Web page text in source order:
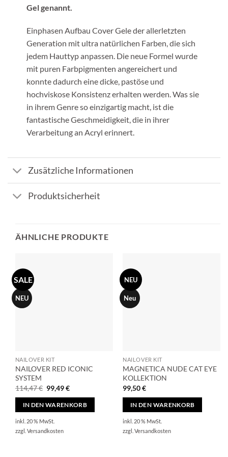
Gel genannt.
Einphasen Aufbau Cover Gele der allerletzten
Generation mit ultra natürlichen Farben, die sich
jedem Hauttyp anpassen. Die neue Formel wurde
mit puren Farbpigmenten angereichert und
konnte dadurch eine dicke, pastöse und
hochviskose Konsistenz erhalten werden. Was sie
in ihrem Genre so einzigartig macht, ist die
fantastische Geschmeidigkeit, die in ihrer
Verarbeitung an Acryl erinnert.
Zusätzliche Informationen
Produktsicherheit
ÄHNLICHE PRODUKTE
SALE
NEU
NAILOVER KIT
NAILOVER RED ICONIC
SYSTEM
114,47€ Ursprünglicher
Preis
war:
114,47 €
99,49€Aktueller
ist:
99,49 €.
IN DEN WARENKORB
inkl. 20 % MwSt.
zzgl. Versandkosten
NEU
Neu
NAILOVER KIT
MAGNETICA NUDE CAT EYE
KOLLEKTION
99,50€
IN DEN WARENKORB
inkl. 20 % MwSt.
zzgl.Versandkosten